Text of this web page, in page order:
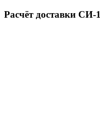
Расчёт доставки СИ-1